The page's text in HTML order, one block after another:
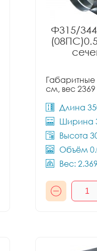
Ф315/
Габаритные
см, вес 2369
Длина
Ширина
Высота
Объём
Вес: